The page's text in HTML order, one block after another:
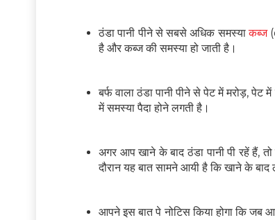
ठंडा पानी पीने से सबसे अधिक समस्याकब्ज
है और कब्ज की समस्या हो जाती है।
बर्फ वाला ठंडा पानी पीने से पेट में मरोड़,
में समस्या पैदा होने लगती है।
अगर आप खाने के बाद ठंडा पानी पी रहें हैं,
दौरान यह बात सामने आयी है कि खाने के बाद
आपने इस बात पे नोटिस किया होगा कि जब